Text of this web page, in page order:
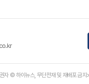
자 © 하이뉴스, 무단전재 및 재배포 금지